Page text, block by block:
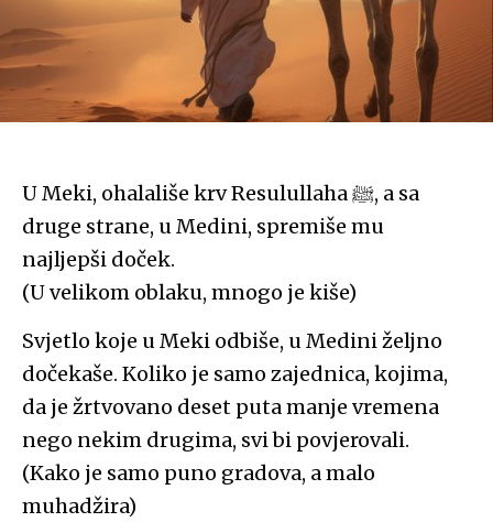
U Meki, ohalališe krv Resulullaha ﷺ, a sa
druge strane, u Medini, spremiše mu
najljepši doček.
(U velikom oblaku, mnogo je kiše)
Svjetlo koje u Meki odbiše, u Medini željno
dočekaše. Koliko je samo zajednica, kojima,
da je žrtvovano deset puta manje vremena
nego nekim drugima, svi bi povjerovali.
(Kako je samo puno gradova, a malo
muhadžira)